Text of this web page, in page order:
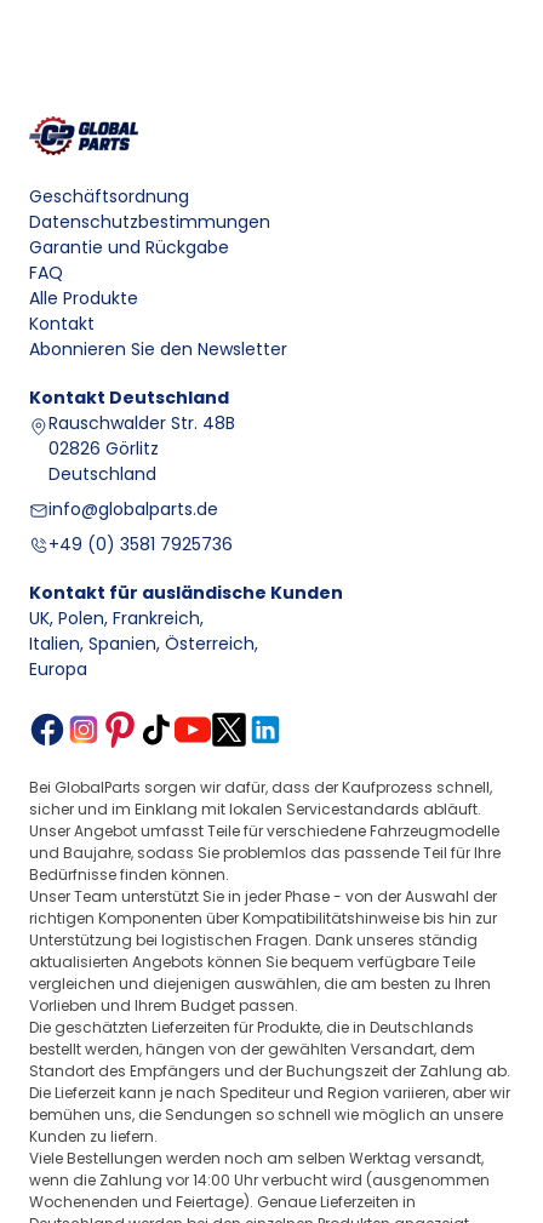
Geschäftsordnung
Datenschutzbestimmungen
Garantie und Rückgabe
FAQ
Alle Produkte
Kontakt
Abonnieren Sie den Newsletter
Kontakt Deutschland
Rauschwalder Str. 48B
02826 Görlitz
Deutschland
info@globalparts.de
+49 (0) 3581 7925736
Kontakt für ausländische Kunden
UK, Polen, Frankreich,
Italien, Spanien, Österreich,
Europa
Bei GlobalParts sorgen wir dafür, dass der Kaufprozess schnell,
sicher und im Einklang mit lokalen Servicestandards abläuft.
Unser Angebot umfasst Teile für verschiedene Fahrzeugmodelle
und Baujahre, sodass Sie problemlos das passende Teil für Ihre
Bedürfnisse finden können.
Unser Team unterstützt Sie in jeder Phase - von der Auswahl der
richtigen Komponenten über Kompatibilitätshinweise bis hin zur
Unterstützung bei logistischen Fragen. Dank unseres ständig
aktualisierten Angebots können Sie bequem verfügbare Teile
vergleichen und diejenigen auswählen, die am besten zu Ihren
Vorlieben und Ihrem Budget passen.
Die geschätzten Lieferzeiten für Produkte, die in Deutschlands
bestellt werden, hängen von der gewählten Versandart, dem
Standort des Empfängers und der Buchungszeit der Zahlung ab.
Die Lieferzeit kann je nach Spediteur und Region variieren, aber wir
bemühen uns, die Sendungen so schnell wie möglich an unsere
Kunden zu liefern.
Viele Bestellungen werden noch am selben Werktag versandt,
wenn die Zahlung vor 14:00 Uhr verbucht wird (ausgenommen
Wochenenden und Feiertage). Genaue Lieferzeiten in